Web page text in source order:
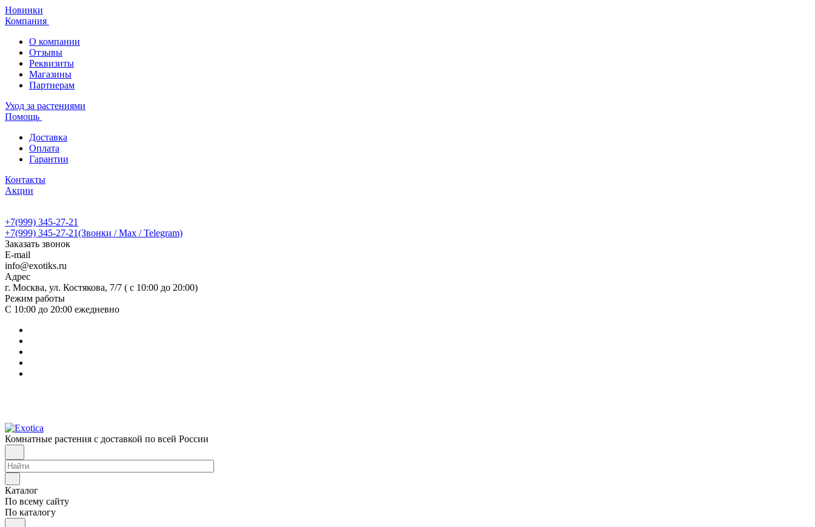
Новинки
Компания
О компании
Отзывы
Реквизиты
Магазины
Партнерам
Уход за растениями
Помощь
Доставка
Оплата
Гарантии
Контакты
Акции
+7(999) 345-27-21
+7(999) 345-27-21(Звонки / Max / Telegram)
Заказать звонок
E-mail
info@exotiks.ru
Адрес
г. Москва, ул. Костякова, 7/7 ( с 10:00 до 20:00)
Режим работы
С 10:00 до 20:00 ежедневно
Комнатные растения с доставкой по всей России
Каталог
По всему сайту
По каталогу